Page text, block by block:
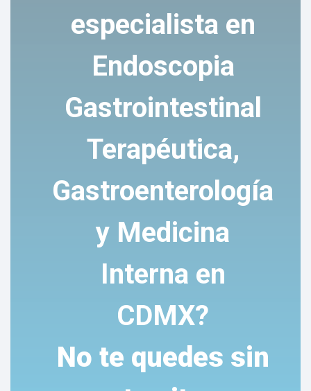
especialista en
Endoscopia
Gastrointestinal
Terapéutica,
Gastroenterología
y Medicina
Interna en
CDMX?
No te quedes sin